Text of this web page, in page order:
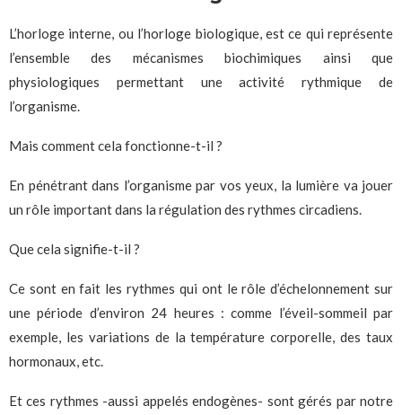
L’horloge interne, ou l’horloge biologique, est ce qui représente
l’ensemble des mécanismes biochimiques ainsi que
physiologiques permettant une activité rythmique de
l’organisme.
Mais comment cela fonctionne-t-il ?
En pénétrant dans l’organisme par vos yeux, la lumière va jouer
un rôle important dans la régulation des rythmes circadiens.
Que cela signifie-t-il ?
Ce sont en fait les rythmes qui ont le rôle d’échelonnement sur
une période d’environ 24 heures : comme l’éveil-sommeil par
exemple, les variations de la température corporelle, des taux
hormonaux, etc.
Et ces rythmes -aussi appelés endogènes- sont gérés par notre